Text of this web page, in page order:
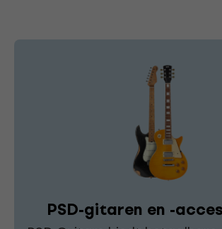
PSD-gitaren en -